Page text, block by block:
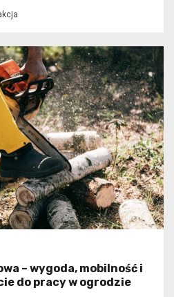
– wygoda, mobilność i
do pracy w ogrodzie